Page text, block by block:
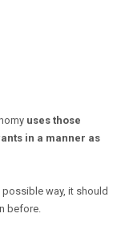
uses those
in a manner as
way, it should
before.